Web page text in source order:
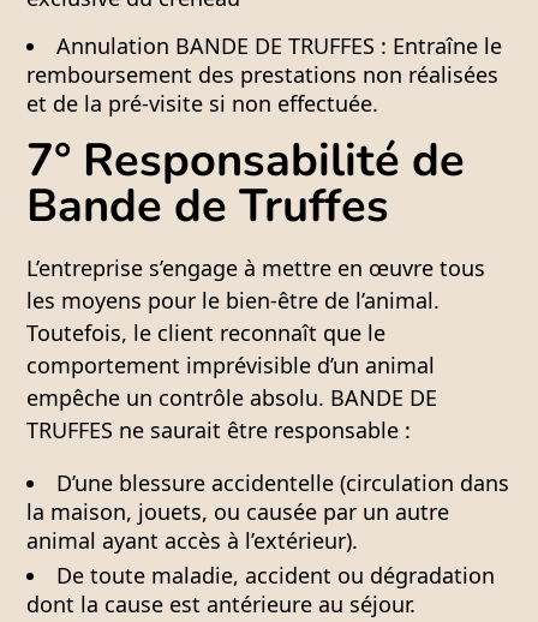
Annulation BANDE DE TRUFFES : Entraîne le
remboursement des prestations non réalisées
et de la pré-visite si non effectuée.
7° Responsabilité de
Bande de Truffes
L’entreprise s’engage à mettre en œuvre tous
les moyens pour le bien-être de l’animal.
Toutefois, le client reconnaît que le
comportement imprévisible d’un animal
empêche un contrôle absolu. BANDE DE
TRUFFES ne saurait être responsable :
D’une blessure accidentelle (circulation dans
la maison, jouets, ou causée par un autre
animal ayant accès à l’extérieur).
De toute maladie, accident ou dégradation
dont la cause est antérieure au séjour.